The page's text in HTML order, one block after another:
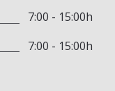
7:00 - 15:00h
7:00 - 15:00h